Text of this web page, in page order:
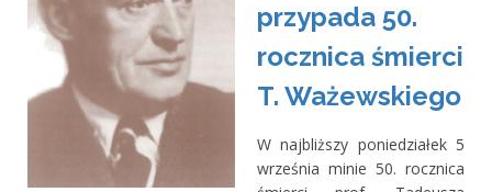
przypada 50.
rocznica śmierci
T. Ważewskiego
W najbliższy poniedziałek 5
września minie 50. rocznica